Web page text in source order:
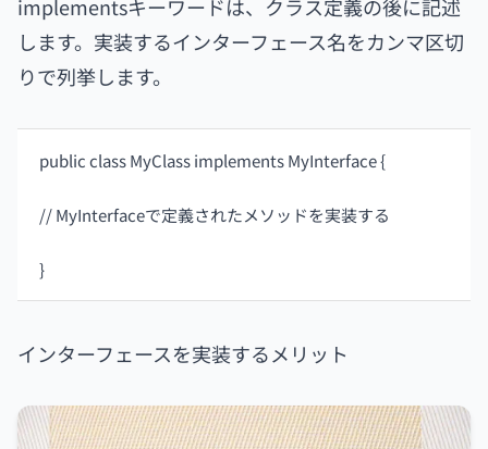
implementsキーワードは、クラス定義の後に記述
します。実装するインターフェース名をカンマ区切
りで列挙します。
public class MyClass implements MyInterface {
// MyInterfaceで定義されたメソッドを実装する
}
インターフェースを実装するメリット